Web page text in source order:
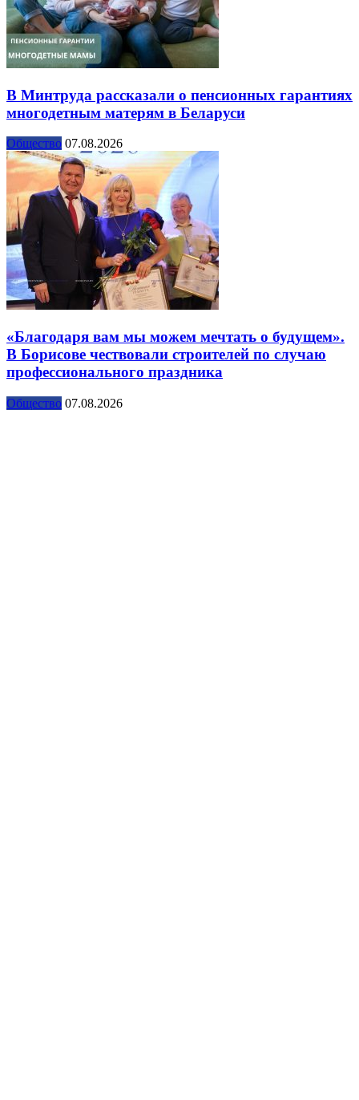
В Минтруда рассказали о пенсионных гарантиях
многодетным матерям в Беларуси
Общество 07.08.2026
«Благодаря вам мы можем мечтать о будущем».
В Борисове чествовали строителей по случаю
профессионального праздника
Общество 07.08.2026